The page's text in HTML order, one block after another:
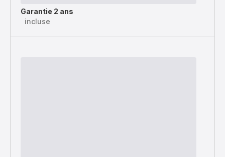
Garantie 2 ans
incluse